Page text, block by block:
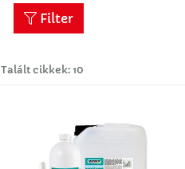
Talált cikkek: 10
Filter